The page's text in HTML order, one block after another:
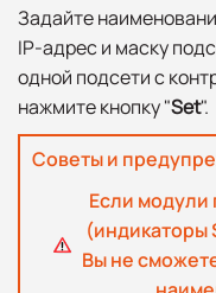
Задайте
IP-адрес и маску
одной подсети с
нажмите кнопку "Set".
Советы и
Если модули
(индикаторы
Вы не